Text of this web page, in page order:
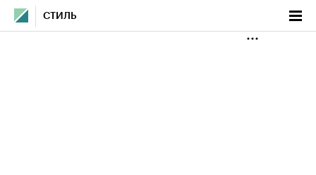
СТИЛЬ